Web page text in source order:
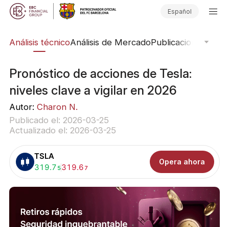
Español
Análisis técnicoAnálisis de MercadoPublicaciones del
Pronóstico de acciones de Tesla:
niveles clave a vigilar en 2026
Autor: Charon N.
Publicado el: 2026-03-25
Actualizado el: 2026-03-25
TSLA
Comprar:
319.7 5Vender:
319.6 7
Opera ahora